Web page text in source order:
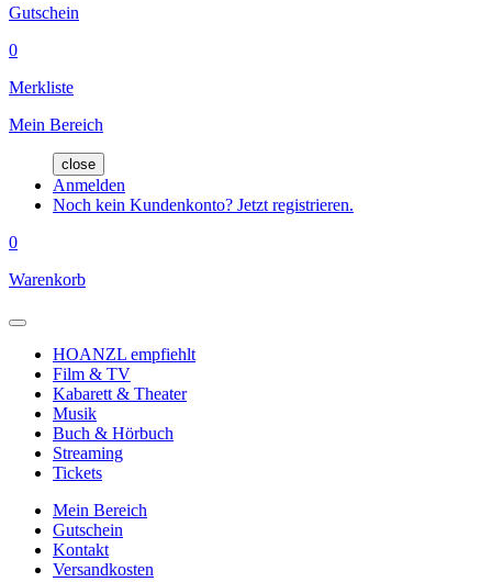
Gutschein
0
Merkliste
Mein Bereich
close
Anmelden
Noch kein Kundenkonto? Jetzt registrieren.
0
Warenkorb
HOANZL empfiehlt
Film & TV
Kabarett & Theater
Musik
Buch & Hörbuch
Streaming
Tickets
Mein Bereich
Gutschein
Kontakt
Versandkosten